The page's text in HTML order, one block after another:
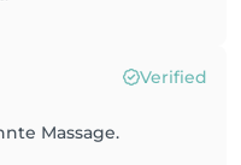
Verified
Massage.